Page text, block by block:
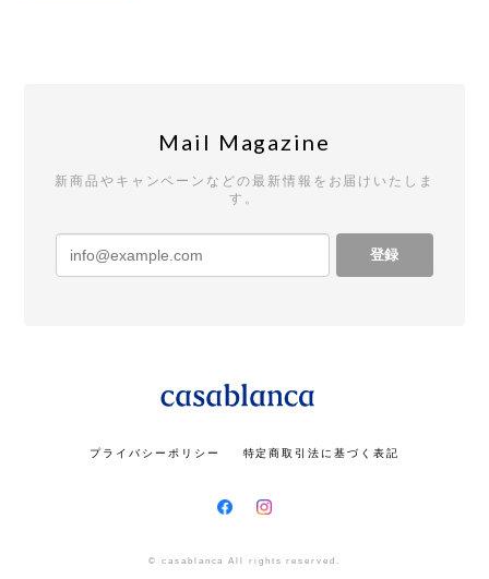
Mail Magazine
新商品やキャンペーンなどの最新情報をお届けいたしま
す。
登録
プライバシーポリシー 特定商取引法に基づく表記
© casablanca All rights reserved.